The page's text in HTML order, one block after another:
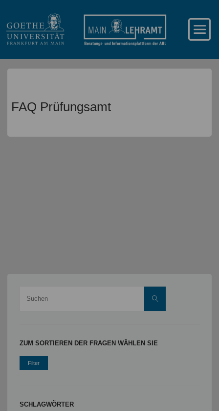
FAQ Prüfungsamt
Suchen
ZUM SORTIEREN DER FRAGEN WÄHLEN SIE
SCHLAGWÖRTER